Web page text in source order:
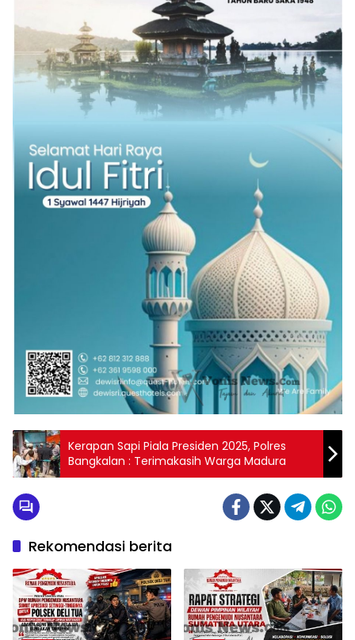
Kerapan Sapi Piala Presiden 2025, Polres
Bangkalan : Terimakasih Warga Madura
Rekomendasi berita